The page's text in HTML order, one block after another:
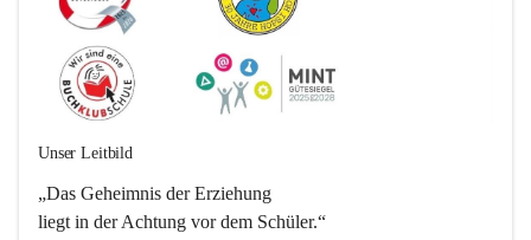
Unser Leitbild
„Das Geheimnis der Erziehung
liegt in der Achtung vor dem Schüler.“